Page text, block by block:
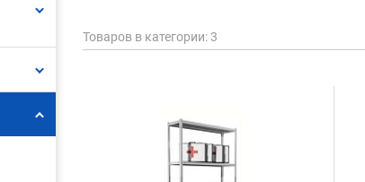
Товаровв категории: 3